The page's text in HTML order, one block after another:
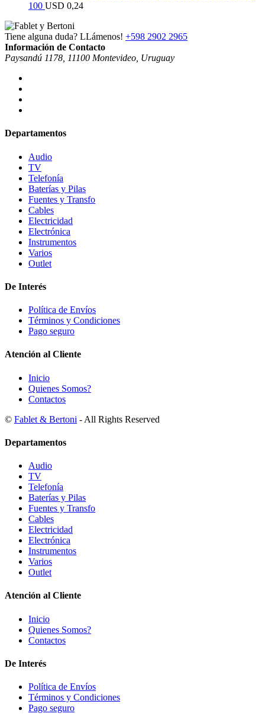
100 USD 0,24
Tiene alguna duda? LLámenos! +598 2902 2965
Información de Contacto
Paysandú 1178, 11100 Montevideo, Uruguay
Departamentos
Audio
TV
Telefonía
Baterías y Pilas
Fuentes y Transfo
Cables
Electricidad
Electrónica
Instrumentos
Varios
Outlet
De Interés
Política de Envíos
Términos y Condiciones
Pago seguro
Atención al Cliente
Inicio
Quienes Somos?
Contactos
© Fablet & Bertoni - All Rights Reserved
Departamentos
Audio
TV
Telefonía
Baterías y Pilas
Fuentes y Transfo
Cables
Electricidad
Electrónica
Instrumentos
Varios
Outlet
Atención al Cliente
Inicio
Quienes Somos?
Contactos
De Interés
Política de Envíos
Términos y Condiciones
Pago seguro